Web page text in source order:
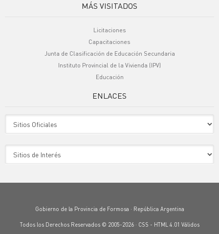
MÁS VISITADOS
Licitaciones
Capacitaciones
Junta de Clasificación de Educación Secundaria
Instituto Provincial de la Vivienda (IPV)
Educación
ENLACES
Gobierno de la Provincia de Formosa · República Argentina
Todos los Derechos Reservados © 2005-2026 · CSS - HTML 4.01 Válidos